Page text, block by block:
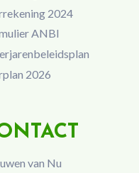
2024
ANBI
2026
van Nu